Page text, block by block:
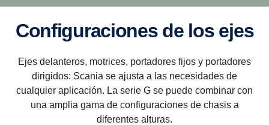
incluye marcha superlenta y superdirecta, y que se
de Scania.
Confi­gu­ra­ciones de los ejes
Ejes delanteros, motrices, portadores fijos y portadores
dirigidos: Scania se ajusta a las necesidades de
cualquier aplicación. La serie G se puede combinar con
una amplia gama de configuraciones de chasis a
diferentes alturas.